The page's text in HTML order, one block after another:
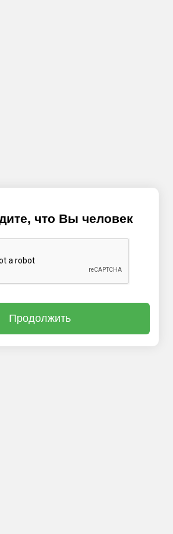
что Вы человек
Продолжить